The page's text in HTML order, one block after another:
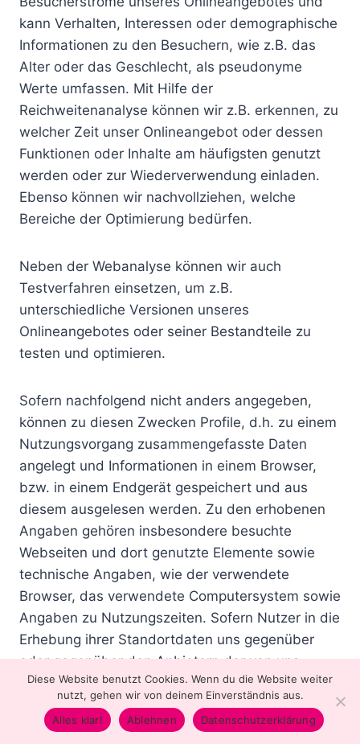
kann Verhalten, Interessen oder demographische
Informationen zu den Besuchern, wie z.B. das
Alter oder das Geschlecht, als pseudonyme
Werte umfassen. Mit Hilfe der
Reichweitenanalyse können wir z.B. erkennen, zu
welcher Zeit unser Onlineangebot oder dessen
Funktionen oder Inhalte am häufigsten genutzt
werden oder zur Wiederverwendung einladen.
Ebenso können wir nachvollziehen, welche
Bereiche der Optimierung bedürfen.
Neben der Webanalyse können wir auch
Testverfahren einsetzen, um z.B.
unterschiedliche Versionen unseres
Onlineangebotes oder seiner Bestandteile zu
testen und optimieren.
Sofern nachfolgend nicht anders angegeben,
können zu diesen Zwecken Profile, d.h. zu einem
Nutzungsvorgang zusammengefasste Daten
angelegt und Informationen in einem Browser,
bzw. in einem Endgerät gespeichert und aus
diesem ausgelesen werden. Zu den erhobenen
Angaben gehören insbesondere besuchte
Webseiten und dort genutzte Elemente sowie
technische Angaben, wie der verwendete
Browser, das verwendete Computersystem sowie
Angaben zu Nutzungszeiten. Sofern Nutzer in die
Erhebung ihrer Standortdaten uns gegenüber
oder gegenüber den Anbietern der von uns
eingesetzten Dienste einverstanden erklärt
haben, können auch Standortdaten verarbeitet
werden.
Diese Website benutzt Cookies. Wenn du die Website weiter
nutzt, gehen wir von deinem Einverständnis aus.
Alles klar!
Ablehnen Datenschutzerklärung